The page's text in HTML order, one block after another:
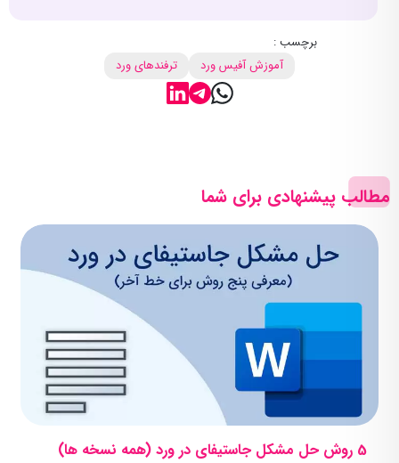
برچسب :
آموزش آفیس ورد
ترفندهای ورد
مطالب پیشنهادی برای شما
5 روش حل مشکل جاستیفای در ورد (همه نسخه ها)